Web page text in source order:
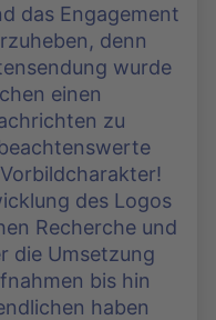
das Engagement
denn
wurde
einen
zu
des Logos
Recherche und
die Umsetzung
bis hin
haben